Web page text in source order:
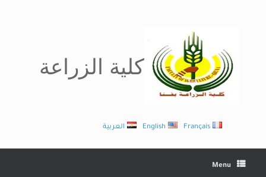
كلية الزراعة
العربية English Français
Menu